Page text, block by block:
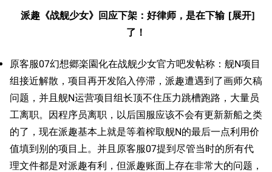
收藏室
宿舍与家具
餐厅与料理
浴室
学院与战术
历代登录界面
特殊成就
物品道具
历次活动关卡图标
舰娘对话小剧场
舰船造船厂一览
配音演员
艾拉微博存档
派趣《战舰少女》回应下架：好律师，是在下输
了！
原客服07幻想郷楽園化在战舰少女官方吧发帖称：舰N项目
组接近解散，项目再开发陷入停滞，派趣遭遇到了画师欠稿
问题，并且舰N运营项目组长顶不住压力跳槽跑路，大量员
工离职。因程序员离职，以后国服应该不会有更新新船之类
的了，现在派趣基本上就是等着榨取舰N的最后一点利用价
值填到别的项目上。并且原客服07提到尽管当时的所有代
理文件都是对派趣有利，但派趣账面上存在非常大的问题，